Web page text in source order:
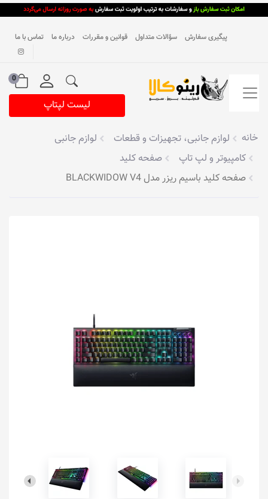
پیگیری سفارش سؤالات متداول قوانین و مقررات درباره ما تماس با ما
0
لیست لپتاپ
خانه لوازم جانبی، تجهیزات و قطعات
لوازم جانبی
کامپیوتر و لپ تاپ
صفحه کلید
صفحه کلید باسیم ریزر مدل BLACKWIDOW V4